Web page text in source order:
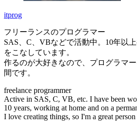
itprog
フリーランスのプログラマー
SAS、C、VBなどで活動中。10年以
をこなしています。
作るのが大好きなので、プログラマ
間です。
freelance programmer
Active in SAS, C, VB, etc. I have been
10 years, working at home and on a
I love creating things, so I'm a great